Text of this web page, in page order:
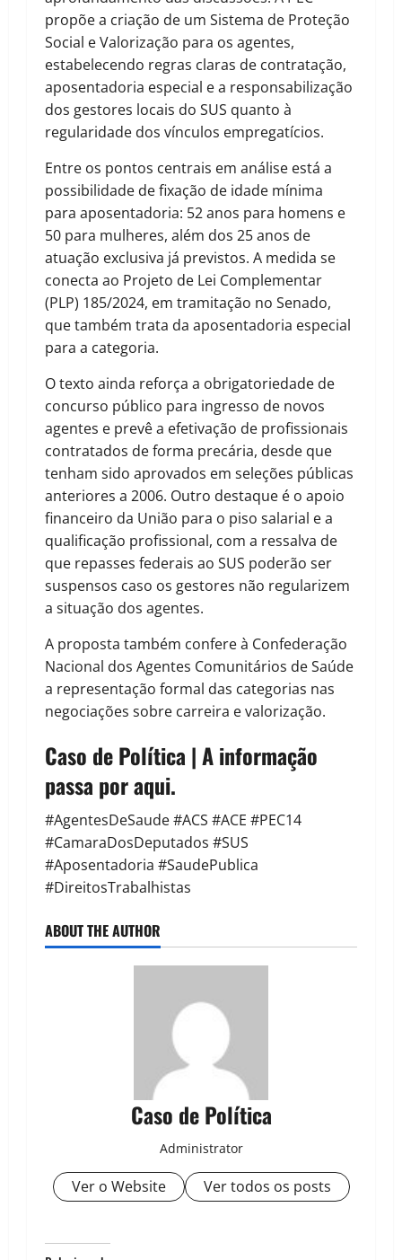
propõe a criação de um Sistema de Proteção
Social e Valorização para os agentes,
estabelecendo regras claras de contratação,
aposentadoria especial e a responsabilização
dos gestores locais do SUS quanto à
regularidade dos vínculos empregatícios.
Entre os pontos centrais em análise está a
possibilidade de fixação de idade mínima
para aposentadoria: 52 anos para homens e
50 para mulheres, além dos 25 anos de
atuação exclusiva já previstos. A medida se
conecta ao Projeto de Lei Complementar
(PLP) 185/2024, em tramitação no Senado,
que também trata da aposentadoria especial
para a categoria.
O texto ainda reforça a obrigatoriedade de
concurso público para ingresso de novos
agentes e prevê a efetivação de profissionais
contratados de forma precária, desde que
tenham sido aprovados em seleções públicas
anteriores a 2006. Outro destaque é o apoio
financeiro da União para o piso salarial e a
qualificação profissional, com a ressalva de
que repasses federais ao SUS poderão ser
suspensos caso os gestores não regularizem
a situação dos agentes.
A proposta também confere à Confederação
Nacional dos Agentes Comunitários de Saúde
a representação formal das categorias nas
negociações sobre carreira e valorização.
Caso de Política | A informação
passa por aqui.
#AgentesDeSaude #ACS #ACE #PEC14
#CamaraDosDeputados #SUS
#Aposentadoria #SaudePublica
#DireitosTrabalhistas
ABOUT THE AUTHOR
Caso de Política
Administrator
Ver o Website Ver todos os posts